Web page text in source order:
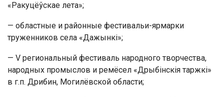
«Ракуцёўскае лета»;
— областные и районные фестивальи-ярмарки
труженников села «Дажынкі»;
— V региональный фестиваль народного творчества,
народных промыслов и ремёсел «Дрыбінскія таржкі»
в г.п. Дрибин, Могилёвской области;